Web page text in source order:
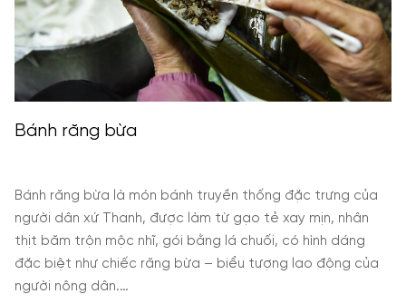
Chả tôm Thanh Hóa là món ăn đặc sản mang đậm
vị miền Trung, nổi bật với vị ngọt tự nhiên của tôm, mùi
thơm của hành khô và hương khói đặc trưng khi nướng
trên than hồng.